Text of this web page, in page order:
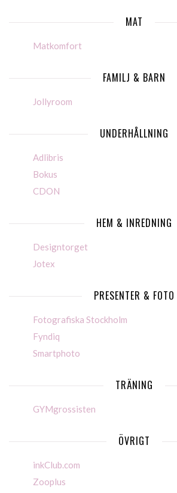
MAT
Matkomfort
FAMILJ & BARN
Jollyroom
UNDERHÅLLNING
Adlibris
Bokus
CDON
HEM & INREDNING
Designtorget
Jotex
PRESENTER & FOTO
Fotografiska Stockholm
Fyndiq
Smartphoto
TRÄNING
GYMgrossisten
ÖVRIGT
inkClub.com
Zooplus